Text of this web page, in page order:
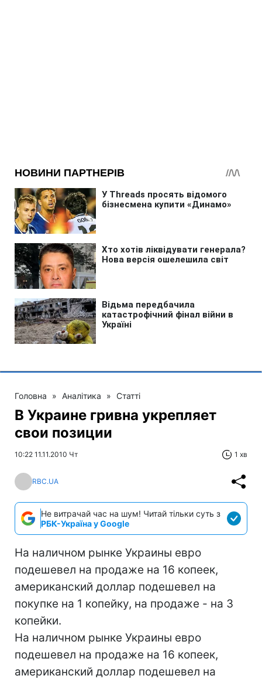
Головна » Аналітика » Статті
В Украине гривна укрепляет
свои позиции
10:22 11.11.2010 Чт 1 хв
RBC.UA
Не витрачай час на шум! Читай тільки суть з
РБК-Україна у Google
На наличном рынке Украины евро
подешевел на продаже на 16 копеек,
американский доллар подешевел на
покупке на 1 копейку, на продаже - на 3
копейки.
На наличном рынке Украины евро
подешевел на продаже на 16 копеек,
американский доллар подешевел на